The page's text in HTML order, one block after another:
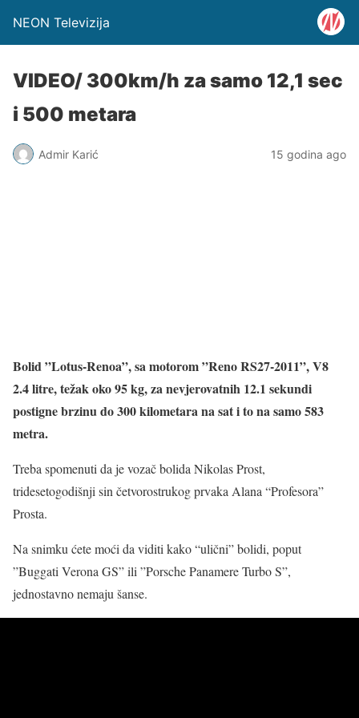
NEON Televizija
VIDEO/ 300km/h za samo 12,1 sec
i 500 metara
Admir Karić 15 godina ago
Bolid ”Lotus-Renoa”, sa motorom ”Reno RS27-2011”, V8
2.4 litre, težak oko 95 kg, za nevjerovatnih 12.1 sekundi
postigne brzinu do 300 kilometara na sat i to na samo 583
metra.
Treba spomenuti da je vozač bolida Nikolas Prost,
tridesetogodišnji sin četvorostrukog prvaka Alana “Profesora”
Prosta.
Na snimku ćete moći da viditi kako “ulični” bolidi, poput
”Buggati Verona GS” ili ”Porsche Panamere Turbo S”,
jednostavno nemaju šanse.